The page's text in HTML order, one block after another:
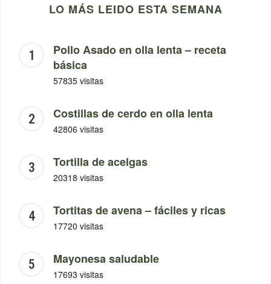
LO MÁS LEIDO ESTA SEMANA
Pollo Asado en olla lenta – receta
básica
57835 visitas
Costillas de cerdo en olla lenta
42806 visitas
Tortilla de acelgas
20318 visitas
Tortitas de avena – fáciles y ricas
17720 visitas
Mayonesa saludable
17693 visitas